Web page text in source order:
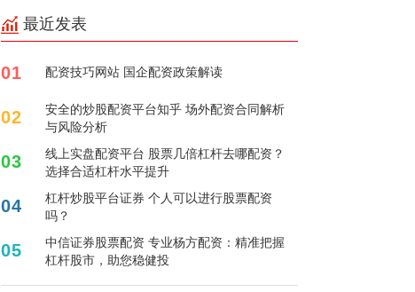
最近发表
01 配资技巧网站 国企配资政策解读
02
安全的炒股配资平台知乎 场外配资合同解析
与风险分析
03
线上实盘配资平台 股票几倍杠杆去哪配资？
选择合适杠杆水平提升
04
杠杆炒股平台证券 个人可以进行股票配资
吗？
05
中信证券股票配资 专业杨方配资：精准把握
杠杆股市，助您稳健投